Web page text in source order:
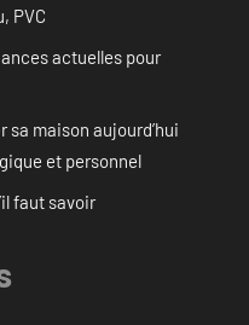
PVC
actuelles pour
sa maison aujourd’hui
et personnel
faut savoir